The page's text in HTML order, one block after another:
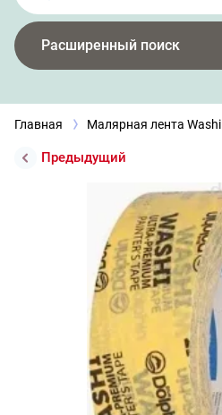
Расширенный поиск
Главная Малярная лента Washi
Предыдущий